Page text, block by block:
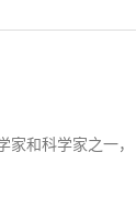
和科学家之一，